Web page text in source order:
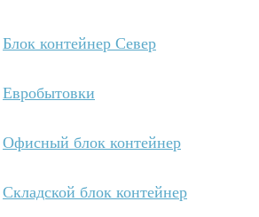
Блок контейнер Север
Евробытовки
Офисный блок контейнер
Складской блок контейнер